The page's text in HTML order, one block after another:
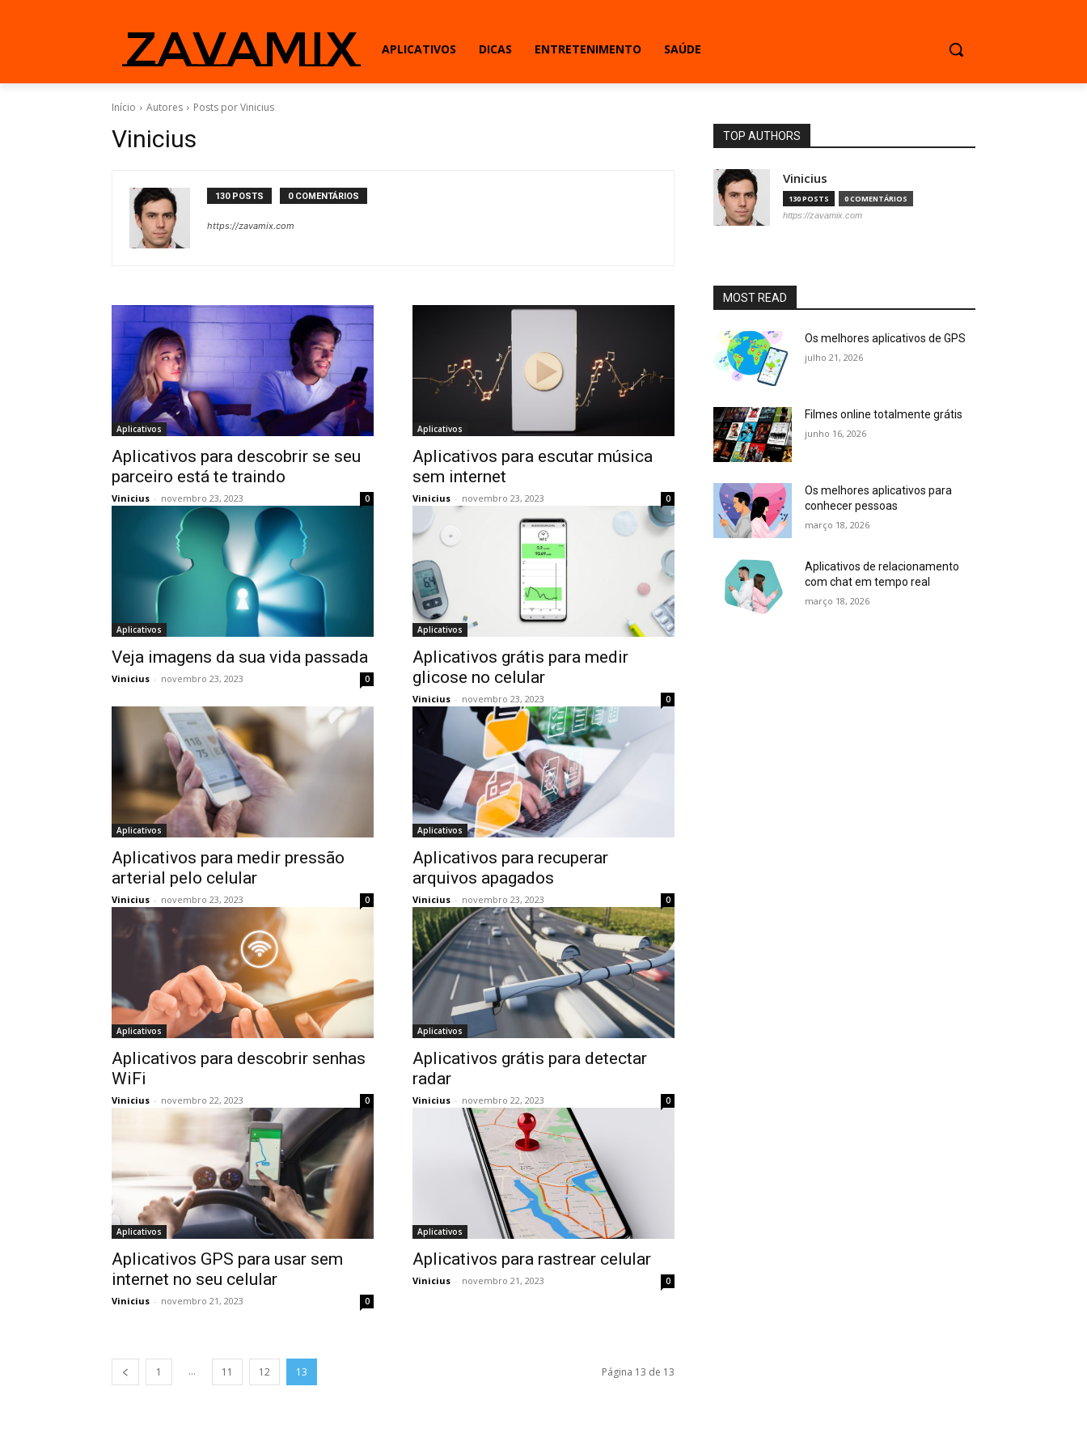
zavamix APLICATIVOS DICAS ENTRETENIMENTO SAÚDE
Início Autores Posts por Vinicius
Vinicius
130 POSTS 0 COMENTÁRIOS
https://zavamix.com
Aplicativos
Aplicativos para descobrir se seu
parceiro está te traindo
Vinicius - novembro 23, 2023 0
Aplicativos
Aplicativos para escutar música
sem internet
Vinicius - novembro 23, 2023 0
Aplicativos
Veja imagens da sua vida passada
Vinicius - novembro 23, 2023 0
Aplicativos
Aplicativos grátis para medir
glicose no celular
Vinicius - novembro 23, 2023 0
Aplicativos
Aplicativos para medir pressão
arterial pelo celular
Vinicius - novembro 23, 2023 0
Aplicativos
Aplicativos para recuperar
arquivos apagados
Vinicius - novembro 23, 2023 0
Aplicativos
Aplicativos para descobrir senhas
WiFi
Vinicius - novembro 22, 2023 0
Aplicativos
Aplicativos grátis para detectar
radar
Vinicius - novembro 22, 2023 0
Aplicativos
Aplicativos GPS para usar sem
internet no seu celular
Vinicius - novembro 21, 2023 0
Aplicativos
Aplicativos para rastrear celular
Vinicius - novembro 21, 2023 0
1 ... 11 12 13 Página 13 de 13
TOP AUTHORS
Vinicius
130 POSTS 0 COMENTÁRIOS
https://zavamix.com
MOST READ
Os melhores aplicativos de GPS
julho 21, 2026
Filmes online totalmente grátis
junho 16, 2026
Os melhores aplicativos para
conhecer pessoas
março 18, 2026
Aplicativos de relacionamento
com chat em tempo real
março 18, 2026